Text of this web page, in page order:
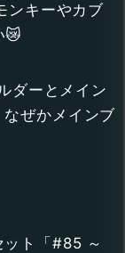
ンキーやカブ
😿
ダーとメイン
ぜかメインブ
ット「#85 ～